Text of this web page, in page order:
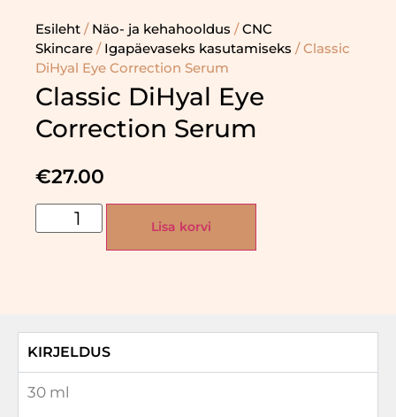
Esileht / Näo- ja kehahooldus /CNC
Skincare / Igapäevaseks kasutamiseks / Classic
DiHyal Eye Correction Serum
Classic DiHyal Eye
Correction Serum
€27.00
Lisa korvi
KIRJELDUS
30 ml